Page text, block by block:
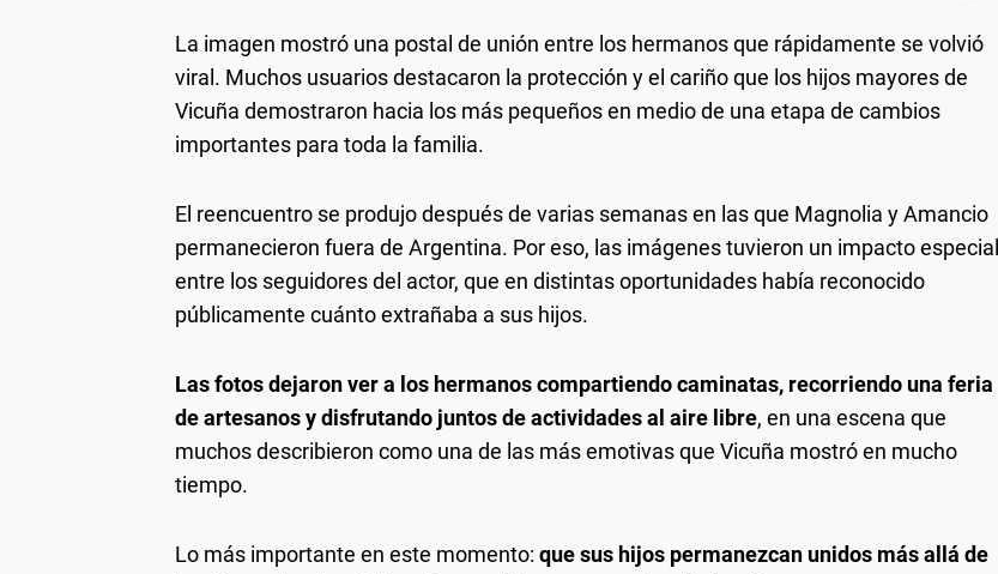
La imagen mostró una postal de unión entre los hermanos que rápidamente se volvió
viral. Muchos usuarios destacaron la protección y el cariño que los hijos mayores de
Vicuña demostraron hacia los más pequeños en medio de una etapa de cambios
importantes para toda la familia.
El reencuentro se produjo después de varias semanas en las que Magnolia y Amancio
permanecieron fuera de Argentina. Por eso, las imágenes tuvieron un impacto especial
entre los seguidores del actor, que en distintas oportunidades había reconocido
públicamente cuánto extrañaba a sus hijos.
Las fotos dejaron ver a los hermanos compartiendo caminatas, recorriendo una feria
de artesanos y disfrutando juntos de actividades al aire libre, en una escena que
muchos describieron como una de las más emotivas que Vicuña mostró en mucho
tiempo.
Lo más importante en este momento: que sus hijos permanezcan unidos más allá de